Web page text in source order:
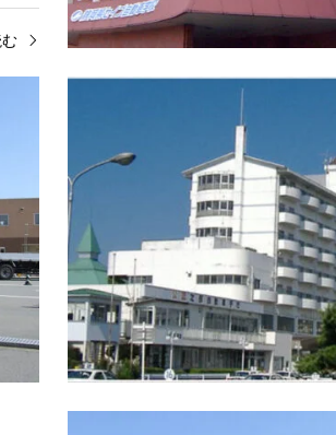
て
み
宿
東海・北陸
スマートドライバースクール富士
殿場（富士センチュリーモータ
富士山のすそので広々教習・世界遺産
士山の裾野にあり、空気がきれいで自
豊かですのでのびのび教習ができます
近隣には温泉施設があり、空き時間…
続きを